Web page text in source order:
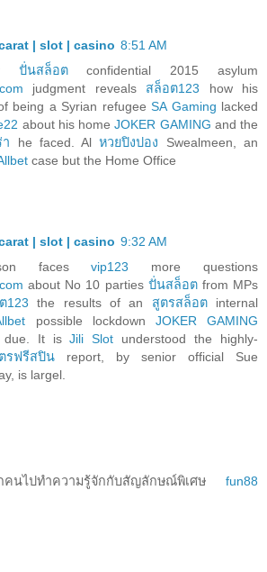
| slot | casino 8:51 AM
ปั่นสล็อตconfidential 2015 asylum
judgment reveals สล็อต123 how his
being a Syrian refugee SA Gaming lacked
about his homeJOKER GAMING and the
he faced. Alหวยปิงปอง Swealmeen, an
case but the Home Office
| slot | casino 9:32 AM
facesvip123 more questions
about No 10 parties ปั่นสล็อตfrom MPs
123 the results of an สูตรสล็อตinternal
possible lockdown JOKER GAMING
due. It isJili Slot understood the highly-
รฟรีสปิน report, by senior official Sue
is largel.
กคนไปทำความรู้จักกับสัญลักษณ์พิเศษ fun88